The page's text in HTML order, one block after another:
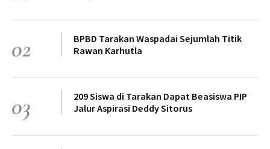
02
BPBD Tarakan Waspadai Sejumlah Titik
Rawan Karhutla
03
209 Siswa di Tarakan Dapat Beasiswa PIP
Jalur Aspirasi Deddy Sitorus